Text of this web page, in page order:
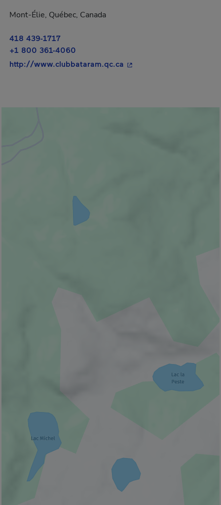
Mont-Élie, Québec, Canada
418 439-1717
+1 800 361-4060
http://www.clubbataram.qc.ca - Cet hyperlien s'ouvrira